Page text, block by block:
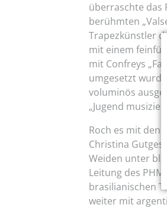
überraschte das
berühmten
Trapezkünstler
mit einem
mit Confreys
umgesetzt
voluminös
„Jugend
Roch es mit den
Christina
Weiden unter
Leitung des
brasilianischen
weiter mit